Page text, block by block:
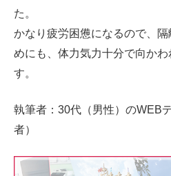
た。
かなり疲労困憊になるので、
めにも、体力気力十分で向か
す。
執筆者：30代（男性）のWEB
者）